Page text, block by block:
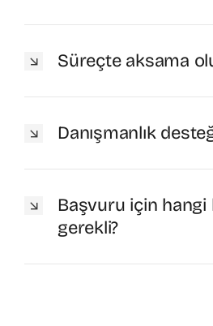
Süreçte aksama
Danışmanlık
Başvuru için hangi
gerekli?